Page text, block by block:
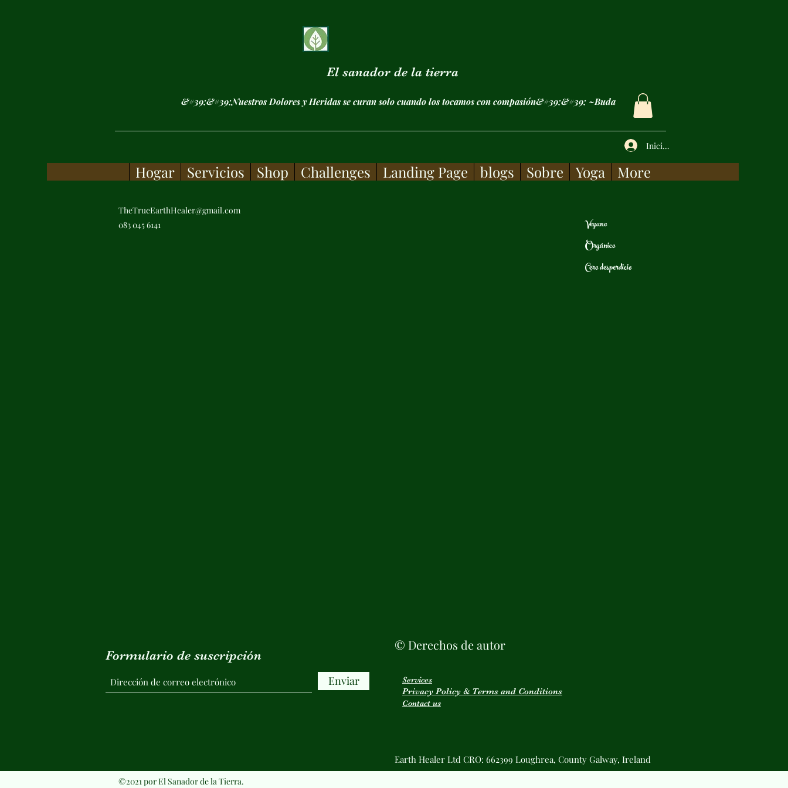
El sanador de la tierra
&#39;&#39;Nuestros Dolores y Heridas se curan solo cuando los tocamos con compasión&#39;&#39; ~Buda
Iniciar sesión
Hogar Servicios Shop Challenges Landing Page blogs Sobre Yoga More
TheTrueEarthHealer@gmail.com
083 045 6141
Vegano
Orgánico
Cero desperdicio
Formulario de suscripción
Enviar
© Derechos de autor
Services
Privacy Policy & Terms and Conditions
Contact us
Earth Healer Ltd CRO: 662399 Loughrea, County Galway, Ireland
©2021 por El Sanador de la Tierra.